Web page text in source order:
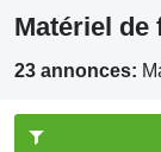
Matériel de
23 annonces: